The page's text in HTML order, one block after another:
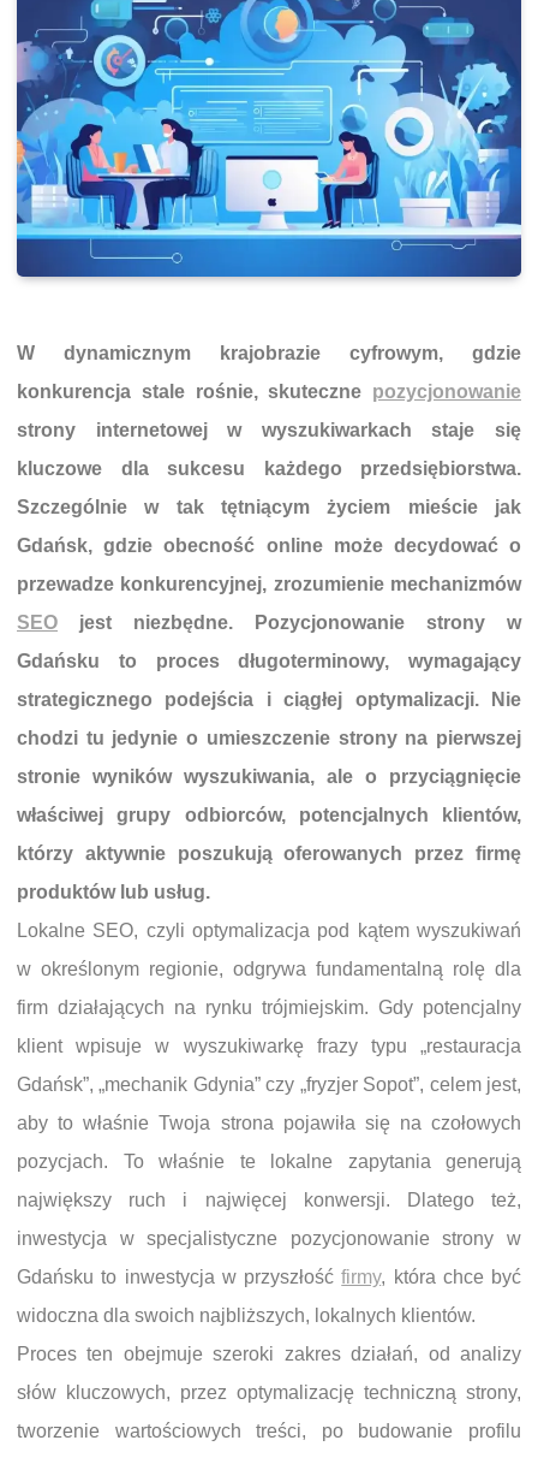
W dynamicznym krajobrazie cyfrowym, gdzie
konkurencja stale rośnie, skuteczne pozycjonowanie
strony internetowej w wyszukiwarkach staje się
kluczowe dla sukcesu każdego przedsiębiorstwa.
Szczególnie w tak tętniącym życiem mieście jak
Gdańsk, gdzie obecność online może decydować o
przewadze konkurencyjnej, zrozumienie mechanizmów
SEO jest niezbędne. Pozycjonowanie strony w
Gdańsku to proces długoterminowy, wymagający
strategicznego podejścia i ciągłej optymalizacji. Nie
chodzi tu jedynie o umieszczenie strony na pierwszej
stronie wyników wyszukiwania, ale o przyciągnięcie
właściwej grupy odbiorców, potencjalnych klientów,
którzy aktywnie poszukują oferowanych przez firmę
produktów lub usług.
Lokalne SEO, czyli optymalizacja pod kątem wyszukiwań
w określonym regionie, odgrywa fundamentalną rolę dla
firm działających na rynku trójmiejskim. Gdy potencjalny
klient wpisuje w wyszukiwarkę frazy typu „restauracja
Gdańsk”, „mechanik Gdynia” czy „fryzjer Sopot”, celem jest,
aby to właśnie Twoja strona pojawiła się na czołowych
pozycjach. To właśnie te lokalne zapytania generują
największy ruch i najwięcej konwersji. Dlatego też,
inwestycja w specjalistyczne pozycjonowanie strony w
Gdańsku to inwestycja w przyszłośćfirmy, która chce być
widoczna dla swoich najbliższych, lokalnych klientów.
Proces ten obejmuje szeroki zakres działań, od analizy
słów kluczowych, przez optymalizację techniczną strony,
tworzenie wartościowych treści, po budowanie profilu